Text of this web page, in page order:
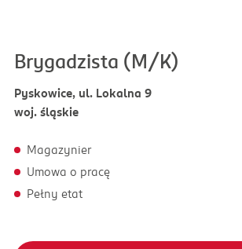
Brygadzista (M/K)
Pyskowice, ul. Lokalna 9
woj. śląskie
Magazynier
Umowa o pracę
Pełny etat